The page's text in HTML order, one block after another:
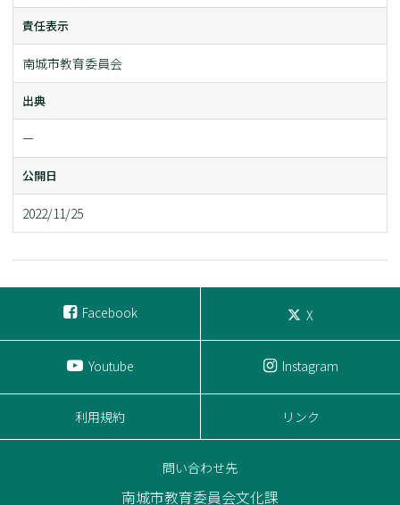
責任表示
南城市教育委員会
出典
ー
公開日
2022/11/25
Facebook X
Youtube Instagram
利用規約 リンク
問い合わせ先
南城市教育委員会文化課